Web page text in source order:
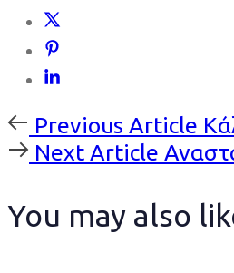
Previous
Article
Previous Article
NextNext Article
You may also